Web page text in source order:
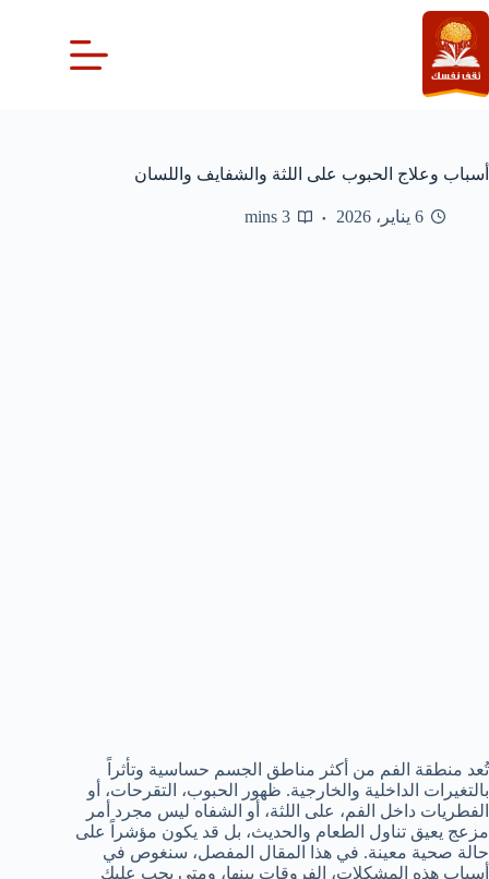
التجاوز
إلى
المحتوى
أسباب وعلاج الحبوب على اللثة والشفايف واللسان
6 يناير، 2026 3 mins
تُعد منطقة الفم من أكثر مناطق الجسم حساسية وتأثراً
بالتغيرات الداخلية والخارجية. ظهور الحبوب، التقرحات، أو
الفطريات داخل الفم، على اللثة، أو الشفاه ليس مجرد أمر
مزعج يعيق تناول الطعام والحديث، بل قد يكون مؤشراً على
حالة صحية معينة. في هذا المقال المفصل، سنغوص في
أسباب هذه المشكلات، الفروقات بينها، ومتى يجب عليك